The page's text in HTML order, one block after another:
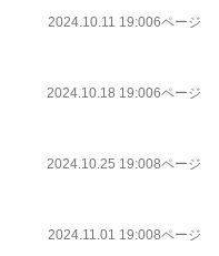
2024.10.11 19:006ページ
2024.10.18 19:006ページ
2024.10.25 19:008ページ
2024.11.01 19:008ページ